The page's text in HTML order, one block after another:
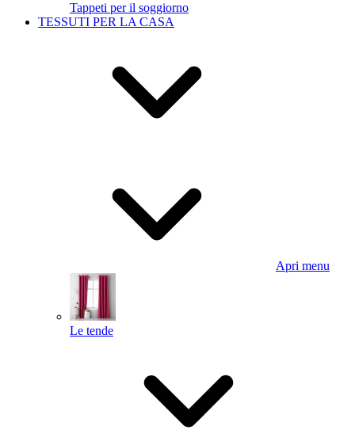
Tappeti per il soggiorno
TESSUTI PER LA CASA
Apri menu
Le tende